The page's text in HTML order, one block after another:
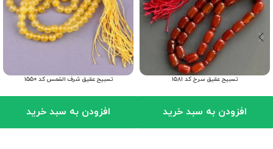
تسبیح عقیق سرخ کد ۱۵۸۱
افزودن به سبد خرید
تسبیح عقیق شرف الشمس کد ۱۵۵۰
افزودن به سبد خرید